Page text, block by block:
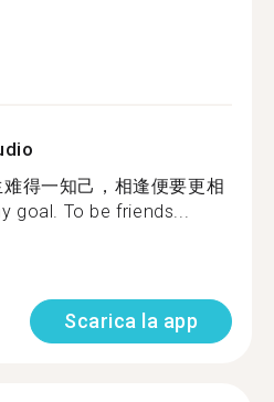
得一知己，相逢便要更相
goal. To be friends...
Scarica la app